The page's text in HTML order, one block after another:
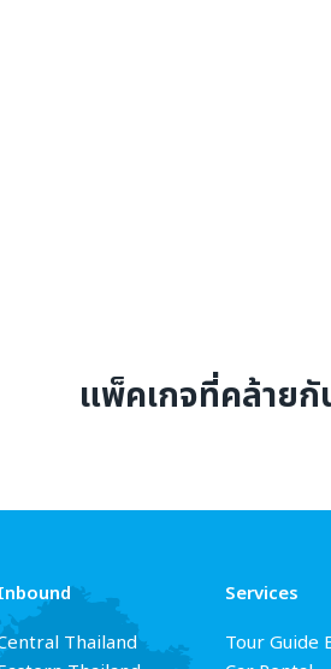
แพ็คเกจที่คล้ายกั
Thailand
Services
Tour Guide